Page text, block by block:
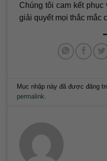
Chúng tôi cam kết phục
giải quyết mọi thắc mắc
Mục nhập này đã được đăng
permalink.